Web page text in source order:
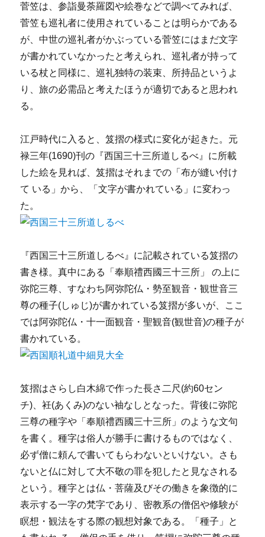
菅笠は、参詣曼荼羅図や絵巻などで調べてみれば、
菅笠も巡礼者に使用されていることは明らかである
が、中世の巡礼者がかぶっている菅笠にはまだ文字
が書かれていなかったと考えられ、巡礼者が持って
いる杖と同様に、巡礼独特の装束、所持品というよ
り、旅の必需品と考えたほうが適切であると思われ
る。
江戸時代に入ると、笈摺の様式に変化が起きた。元
禄三年(1690)刊の『西国三十三所道しるべ』に所載
した絵を見れば、笈摺はそれまでの「布が縫い付け
て いる」から、「文字が書かれている」に変わっ
た。
『西国三十三所道しるべ』に記載されている笈摺の
書き様。真中にある「奉順禮西國三十三所」 の上に
弥陀三尊、すなわち阿弥陀仏・勢至観音・観世音三
尊の種子(しゅじ)が書かれている笈摺が多いが、ここ
では阿弥陀仏・十一面観音・聖観音(観世音)の種子が
書かれている。
笈摺はさらし白木綿で作った長さ二尺(約60セン
チ)、衽(あくみ)のない袖なしとなった。背後に弥陀
三尊の種字や「奉順禮西國三十三所」のような文句
を書く。種字は俗人が勝手に書けるものではなく、
必ず僧に頼んで書いてもらわないといけない。さも
ないと仏に対して大不敬の罪を犯したと見なされる
という。種字とは仏・菩薩及びその働きを象徴的に
表示する一字の梵字であり、密教系の僧侶や修験が
瞑想・観法をする際の観想対象である。「種子」と